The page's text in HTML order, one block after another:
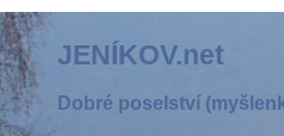
JENÍKOV.net
Dobré poselství